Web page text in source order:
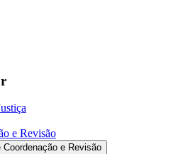
e Revisão
e Revisão